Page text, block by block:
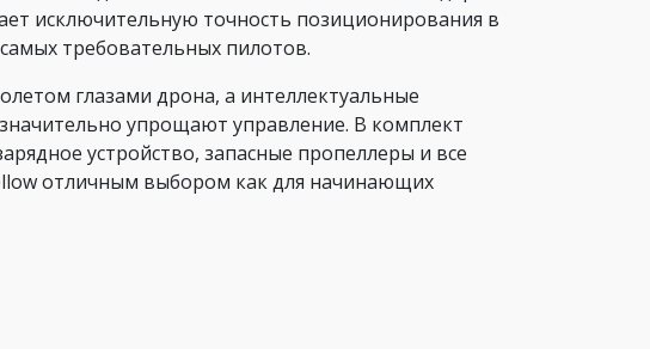
исключительную точность позиционирования в
требовательных пилотов.
глазами дрона, а интеллектуальные
упрощают управление. В комплект
устройство, запасные пропеллеры и все
отличным выбором как для начинающих